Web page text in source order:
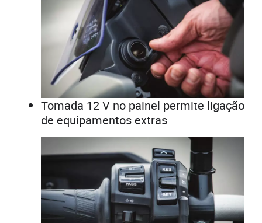
Tomada 12 V no painel permite ligação
de equipamentos extras